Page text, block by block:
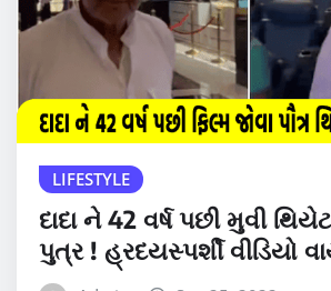
LIFESTYLE
દાદા ને 42 વર્ષ પછી મુવી
પુત્ર ! હ્રદયસ્પર્શી વીડિયો